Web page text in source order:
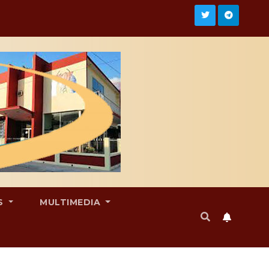
MULTIMEDIA